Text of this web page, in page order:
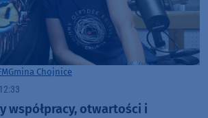
Gmina Chojnice
współpracy, otwartości i